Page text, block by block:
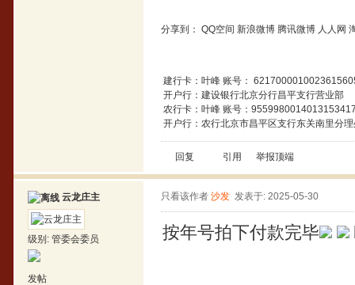
分享到： QQ空间 新浪微博 腾讯微博 人人网
建行卡：叶峰 账号：
开户行：建设银行北京分行昌平支行营业部
农行卡：叶峰 账号：
开户行：农行北京市昌平区支行东关南里分
回复 引用 举报顶端
云龙庄主
级别: 管委会委员
发帖
只看该作者 沙发 发表于: 2025-05-30
按年号拍下付款完毕